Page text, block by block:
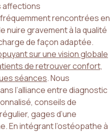
affections
rencontrées en
nuire gravement à la qualité
de façon adaptée.
sur une vision globale
de retrouver confort,
séances. Nous
l’alliance entre diagnostic
conseils de
gages d’une
En intégrant l’ostéopathe à